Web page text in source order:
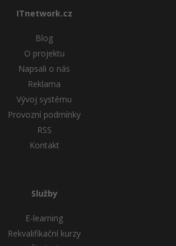
ITnetwork.cz
Blog
O projektu
Napsali o nás
Reklama
Vývoj systému
Provozní podmínky
RSS
Kontakt
Služby
E-learning
Rekvalifikační kurzy